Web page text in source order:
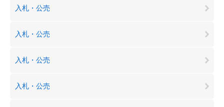
入札・公売
入札・公売
入札・公売
入札・公売